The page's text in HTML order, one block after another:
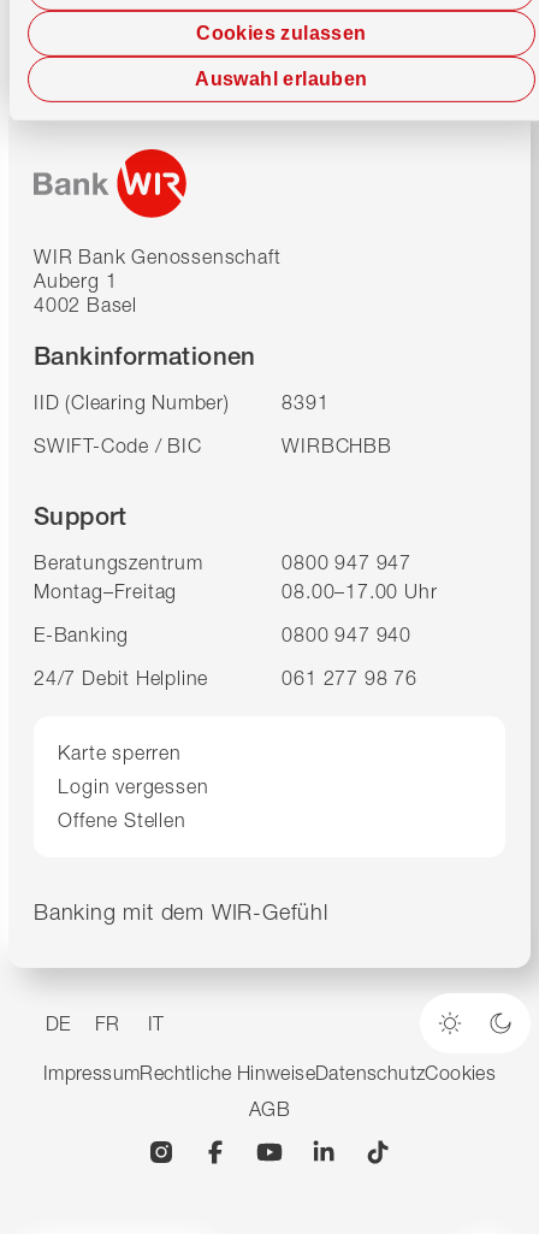
Cookies zulassen
Auswahl erlauben
WIR Bank Genossenschaft
Auberg 1
4002 Basel
Bankinformationen
IID (Clearing Number)
8391
SWIFT-Code / BIC
WIRBCHBB
Support
Beratungszentrum
0800 947 947
Montag–Freitag
08.00–17.00 Uhr
E-Banking
0800 947 940
24/7 Debit Helpline
061 277 98 76
Karte sperren
Login vergessen
Offene Stellen
Banking mit dem WIR-Gefühl
DE FR IT
Heller
ImpressumRechtliche HinweiseDatenschutzCookies
AGB
InstagramFacebookYouTubeLinkedin